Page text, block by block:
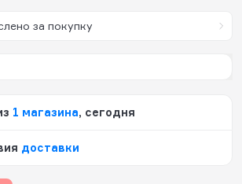
за покупку
1 магазина, сегодня
доставки